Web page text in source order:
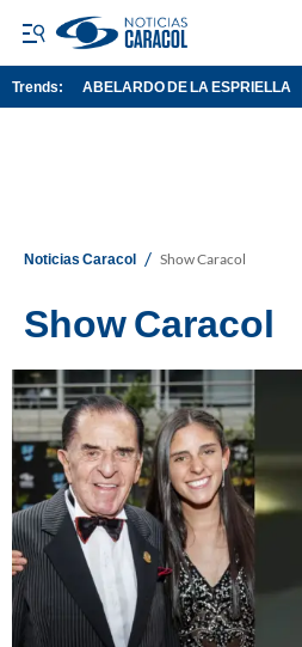
Trends: ABELARDO DE LA ESPRIELLA
Noticias Caracol / Show Caracol
Show Caracol